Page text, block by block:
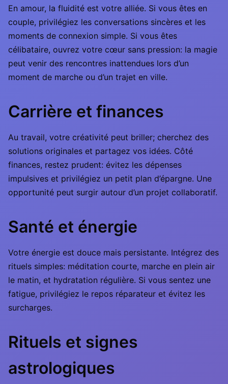
En amour, la fluidité est votre alliée. Si vous êtes en
couple, privilégiez les conversations sincères et les
moments de connexion simple. Si vous êtes
célibataire, ouvrez votre cœur sans pression: la magie
peut venir des rencontres inattendues lors d’un
moment de marche ou d’un trajet en ville.
Carrière et finances
Au travail, votre créativité peut briller; cherchez des
solutions originales et partagez vos idées. Côté
finances, restez prudent: évitez les dépenses
impulsives et privilégiez un petit plan d’épargne. Une
opportunité peut surgir autour d’un projet collaboratif.
Santé et énergie
Votre énergie est douce mais persistante. Intégrez des
rituels simples: méditation courte, marche en plein air
le matin, et hydratation régulière. Si vous sentez une
fatigue, privilégiez le repos réparateur et évitez les
surcharges.
Rituels et signes
astrologiques